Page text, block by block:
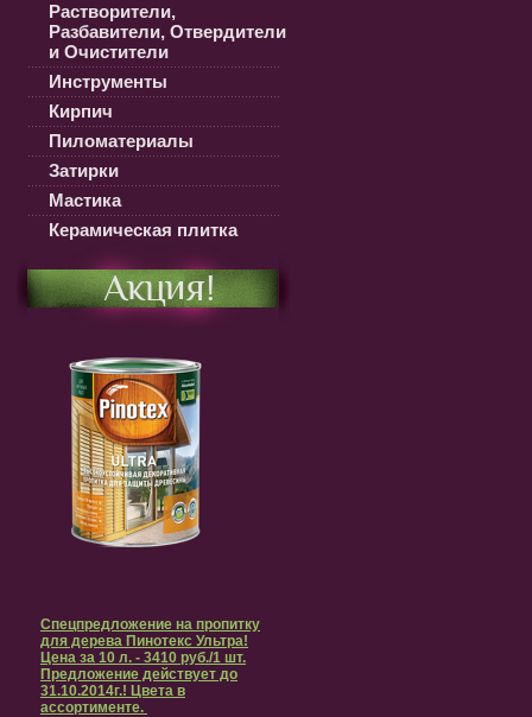
Растворители,
Разбавители, Отвердители
и Очистители
Инструменты
Кирпич
Пиломатериалы
Затирки
Мастика
Керамическая плитка
Акция!
Спецпредложение на пропитку
для дерева Пинотекс Ультра!
Цена за 10 л. - 3410 руб./1 шт.
Предложение действует до
31.10.2014г.! Цвета в
ассортименте.